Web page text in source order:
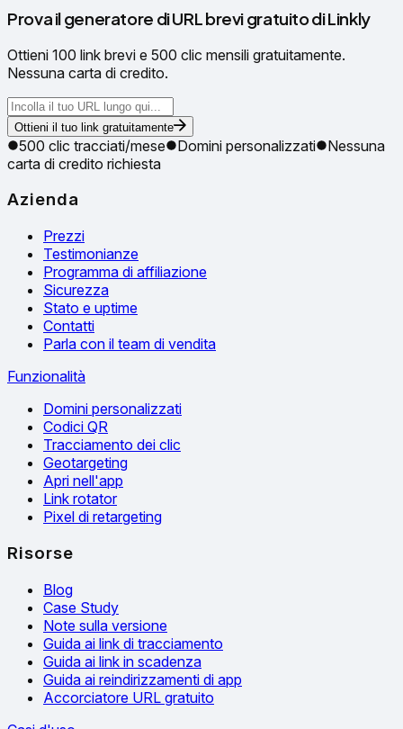
Prova il generatore di URL brevi gratuito di Linkly
Ottieni 100 link brevi e 500 clic mensili gratuitamente.
Nessuna carta di credito.
Ottieni il tuo link gratuitamente
500 clic tracciati/mese Domini personalizzati
Nessuna
carta di credito richiesta
Azienda
Prezzi
Testimonianze
Programma di affiliazione
Sicurezza
Stato e uptime
Contatti
Parla con il team di vendita
Funzionalità
Domini personalizzati
Codici QR
Tracciamento dei clic
Geotargeting
Apri nell'app
Link rotator
Pixel di retargeting
Risorse
Blog
Case Study
Note sulla versione
Guida ai link di tracciamento
Guida ai link in scadenza
Guida ai reindirizzamenti di app
Accorciatore URL gratuito